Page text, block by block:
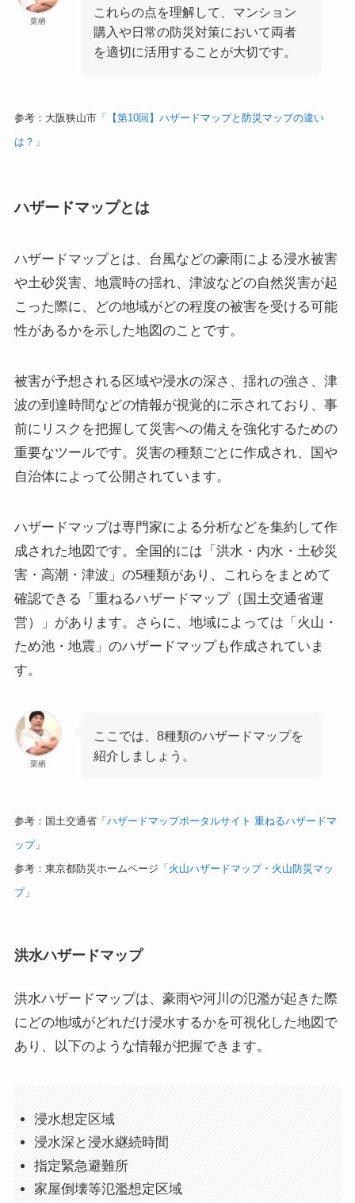
栗栖
これらの点を理解して、マンション
購入や日常の防災対策において両者
を適切に活用することが大切です。
参考：大阪狭山市「【第10回】ハザードマップと防災マップの違い
は？」
ハザードマップとは
ハザードマップとは、台風などの豪雨による浸水被害
や土砂災害、地震時の揺れ、津波などの自然災害が起
こった際に、どの地域がどの程度の被害を受ける可能
性があるかを示した地図のことです。
被害が予想される区域や浸水の深さ、揺れの強さ、津
波の到達時間などの情報が視覚的に示されており、事
前にリスクを把握して災害への備えを強化するための
重要なツールです。災害の種類ごとに作成され、国や
自治体によって公開されています。
ハザードマップは専門家による分析などを集約して作
成された地図です。全国的には「洪水・内水・土砂災
害・高潮・津波」の5種類があり、これらをまとめて
確認できる「重ねるハザードマップ（国土交通省運
営）」があります。さらに、地域によっては「火山・
ため池・地震」のハザードマップも作成されていま
す。
栗栖
ここでは、8種類のハザードマップを
紹介しましょう。
参考：国土交通省「 ハザードマップポータルサイト 重ねるハザードマ
ップ」
参考：東京都防災ホームページ 「火山ハザードマップ・火山防災マッ
プ」
洪水ハザードマップ
洪水ハザードマップは、豪雨や河川の氾濫が起きた際
にどの地域がどれだけ浸水するかを可視化した地図で
あり、以下のような情報が把握できます。
浸水想定区域
浸水深と浸水継続時間
指定緊急避難所
家屋倒壊等氾濫想定区域